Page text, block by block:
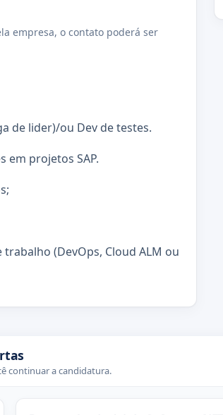
empresa, o contato poderá ser
de lider)/ou Dev de testes.
em projetos SAP.
(DevOps, Cloud ALM ou
continuar a candidatura.